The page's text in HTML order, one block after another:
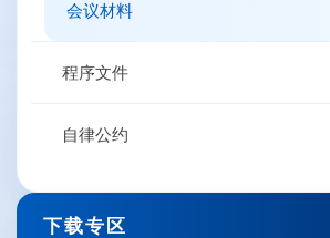
会议材料
程序文件
自律公约
下载专区